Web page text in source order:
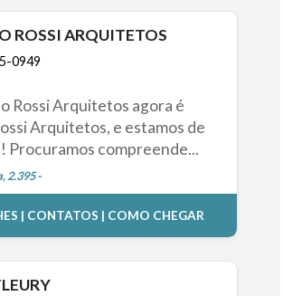
ROSSI ARQUITETOS
0949
Rossi Arquitetos agora é
Arquitetos, e estamos de
Procuramos compreende...
2.395 -
| CONTATOS | COMO CHEGAR